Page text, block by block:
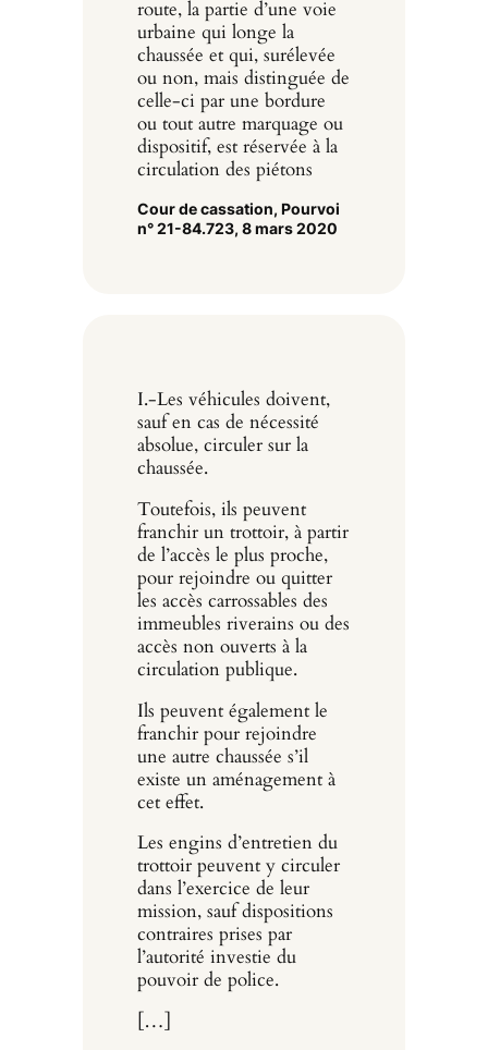
route, la partie d’une voie
urbaine qui longe la
chaussée et qui, surélevée
ou non, mais distinguée de
celle-ci par une bordure
ou tout autre marquage ou
dispositif, est réservée à la
circulation des piétons
Cour de cassation, Pourvoi
n° 21-84.723, 8 mars 2020
I.-Les véhicules doivent,
sauf en cas de nécessité
absolue, circuler sur la
chaussée.
Toutefois, ils peuvent
franchir un trottoir, à partir
de l’accès le plus proche,
pour rejoindre ou quitter
les accès carrossables des
immeubles riverains ou des
accès non ouverts à la
circulation publique.
Ils peuvent également le
franchir pour rejoindre
une autre chaussée s’il
existe un aménagement à
cet effet.
Les engins d’entretien du
trottoir peuvent y circuler
dans l’exercice de leur
mission, sauf dispositions
contraires prises par
l’autorité investie du
pouvoir de police.
[…]